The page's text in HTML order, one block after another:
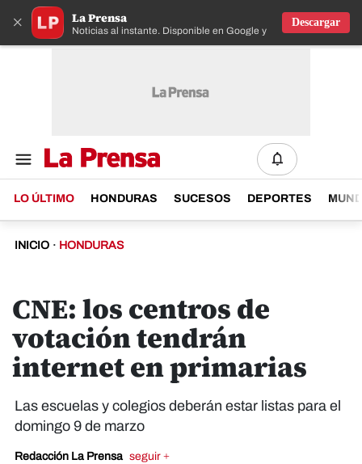
× La Prensa
Noticias al instante. Disponible en Google y IOS
Descargar
LO ÚLTIMO HONDURAS SUCESOS DEPORTES
INICIO · HONDURAS
CNE: los centros de
votación tendrán
internet en primarias
Las escuelas y colegios deberán estar listas para el
domingo 9 de marzo
Redacción La Prensa seguir +